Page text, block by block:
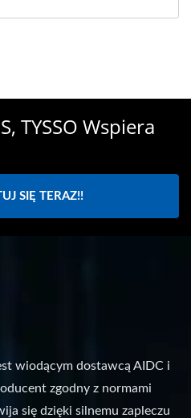
TYSSO Wspiera
SIĘ TERAZ!!
wiodącym dostawcą AIDC i
zgodny z normami
się dzięki silnemu zapleczu